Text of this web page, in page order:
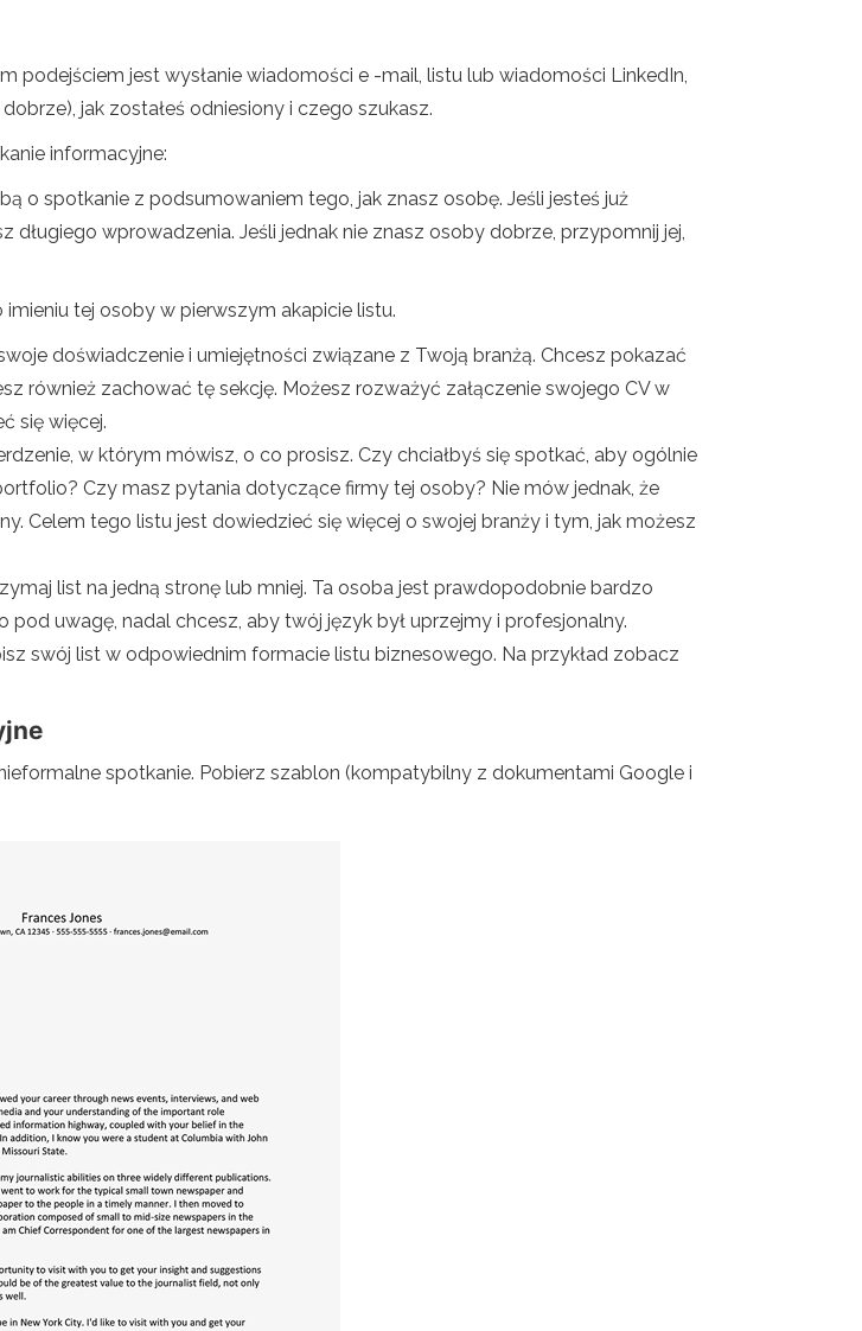
podejściem jest wysłanie wiadomości e -mail, listu lub wiadomości LinkedIn,
jak zostałeś odniesiony i czego szukasz.
informacyjne:
o spotkanie z podsumowaniem tego, jak znasz osobę. Jeśli jesteś już
długiego wprowadzenia. Jeśli jednak nie znasz osoby dobrze, przypomnij jej,
tej osoby w pierwszym akapicie listu.
doświadczenie i umiejętności związane z Twoją branżą. Chcesz pokazać
również zachować tę sekcję. Możesz rozważyć załączenie swojego CV w
się więcej.
w którym mówisz, o co prosisz. Czy chciałbyś się spotkać, aby ogólnie
Czy masz pytania dotyczące firmy tej osoby? Nie mów jednak, że
Celem tego listu jest dowiedzieć się więcej o swojej branży i tym, jak możesz
list na jedną stronę lub mniej. Ta osoba jest prawdopodobnie bardzo
uwagę, nadal chcesz, aby twój język był uprzejmy i profesjonalny.
swój list w odpowiednim formacie listu biznesowego. Na przykład zobacz
spotkanie. Pobierz szablon (kompatybilny z dokumentami Google i